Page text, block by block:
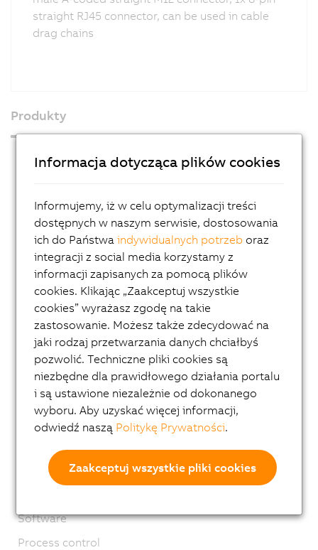
straight RJ45 connector, can be used in cable
drag chains
Produkty
Industrial PCs
PLC systems
I/O systems
Vision systems
Safety technology
Motion control
Mechatronic systems
ACOPOS 6D
ACOPOStrak
SuperTrak
Robotics
Network and fieldbus modules
Software
Process control
Informacja dotycząca plików cookies
Informujemy, iż w celu optymalizacji treści
dostępnych w naszym serwisie, dostosowania
ich do Państwaindywidualnych potrzeb oraz
integracji z social media korzystamy z
informacji zapisanych za pomocą plików
cookies. Klikając „Zaakceptuj wszystkie
cookies” wyrażasz zgodę na takie
zastosowanie. Możesz także zdecydować na
jaki rodzaj przetwarzania danych chciałbyś
pozwolić. Techniczne pliki cookies są
niezbędne dla prawidłowego działania portalu
i są ustawione niezależnie od dokonanego
wyboru. Aby uzyskać więcej informacji,
odwiedź naszą Politykę Prywatności.
Zaakceptuj wszystkie pliki cookies